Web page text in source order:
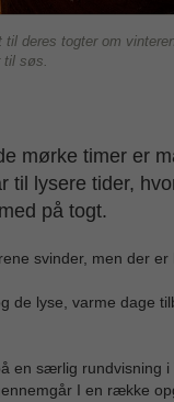
til deres togter om
til søs.
mørke timer er
til lysere tider,
på togt.
svinder, men der er
de lyse, varme dage
en særlig rundvisning i
I en række